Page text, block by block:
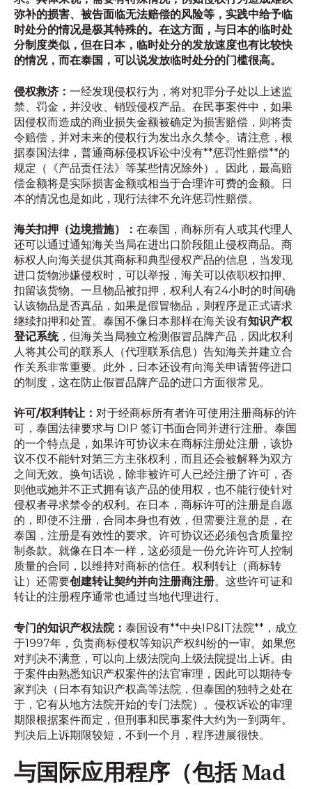
弥补的损害、被告面临无法赔偿的风险等，实践中给予临
时处分的情况是极其特殊的。在这方面，与日本的临时处
分制度类似，但在日本，临时处分的发放速度也有比较快
的情况，而在泰国，可以说发放临时处分的门槛很高。
侵权救济： 一经发现侵权行为，将对犯罪分子处以上述监
禁、罚金，并没收、销毁侵权产品。在民事案件中，如果
因侵权而造成的商业损失金额被确定为损害赔偿，则将责
令赔偿，并对未来的侵权行为发出永久禁令。请注意，根
据泰国法律，普通商标侵权诉讼中没有**惩罚性赔偿**的
规定（《产品责任法》等某些情况除外）。因此，最高赔
偿金额将是实际损害金额或相当于合理许可费的金额。日
本的情况也是如此，现行法律不允许惩罚性赔偿。
海关扣押（边境措施）： 在泰国，商标所有人或其代理人
还可以通过通知海关当局在进出口阶段阻止侵权商品。商
标权人向海关提供其商标和典型侵权产品的信息，当发现
进口货物涉嫌侵权时，可以举报，海关可以依职权扣押、
扣留该货物。一旦物品被扣押，权利人有24小时的时间确
认该物品是否真品，如果是假冒物品，则程序是正式请求
继续扣押和处置。泰国不像日本那样在海关设有知识产权
登记系统，但海关当局独立检测假冒品牌产品，因此权利
人将其公司的联系人（代理联系信息）告知海关并建立合
作关系非常重要。此外，日本还设有向海关申请暂停进口
的制度，这在防止假冒品牌产品的进口方面很常见。
许可/权利转让： 对于经商标所有者许可使用注册商标的许
可，泰国法律要求与 DIP 签订书面合同并进行注册。泰国
的一个特点是，如果许可协议未在商标注册处注册，该协
议不仅不能针对第三方主张权利，而且还会被解释为双方
之间无效。换句话说，除非被许可人已经注册了许可，否
则他或她并不正式拥有该产品的使用权，也不能行使针对
侵权者寻求禁令的权利。在日本，商标许可的注册是自愿
的，即使不注册，合同本身也有效，但需要注意的是，在
泰国，注册是有效性的要求。许可协议还必须包含质量控
制条款。就像在日本一样，这必须是一份允许许可人控制
质量的合同，以维持对商标的信任。权利转让（商标转
让）还需要创建转让契约并向注册商注册。这些许可证和
转让的注册程序通常也通过当地代理进行。
专门的知识产权法院： 泰国设有**中央IP&IT法院**，成立
于1997年，负责商标侵权等知识产权纠纷的一审。如果您
对判决不满意，可以向上级法院向上级法院提出上诉。由
于案件由熟悉知识产权案件的法官审理，因此可以期待专
家判决（日本有知识产权高等法院，但泰国的独特之处在
于，它有从地方法院开始的专门法院）。侵权诉讼的审理
期限根据案件而定，但刑事和民事案件大约为一到两年。
判决后上诉期限较短，不到一个月，程序进展很快。
与国际应用程序（包括 Mad